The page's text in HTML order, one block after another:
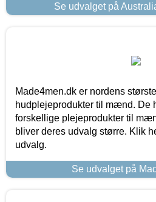
Se udvalget på
Made4men.dk er nordens
hudplejeprodukter til mænd. De
forskellige plejeprodukter til
bliver deres udvalg større. Klik
udvalg.
Se udvalget på